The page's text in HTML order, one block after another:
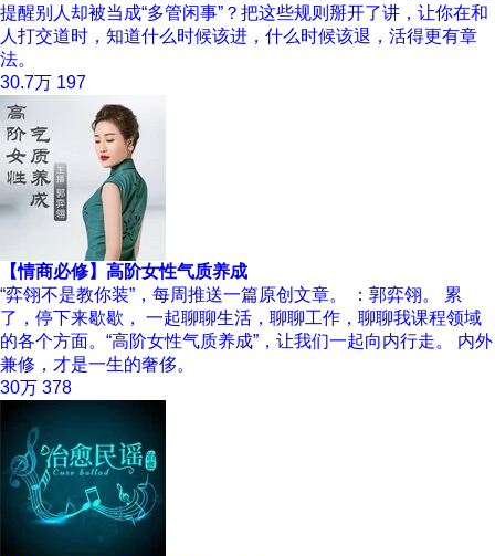
提醒别人却被当成“多管闲事”？把这些规则掰开了讲，让你在和
人打交道时，知道什么时候该进，什么时候该退，活得更有章
法。
30.7万 197
【情商必修】高阶女性气质养成
“弈翎不是教你装”，每周推送一篇原创文章。 ：郭弈翎。 累
了，停下来歇歇， 一起聊聊生活，聊聊工作，聊聊我课程领域
的各个方面。“高阶女性气质养成”，让我们一起向内行走。 内外
兼修，才是一生的奢侈。
30万 378